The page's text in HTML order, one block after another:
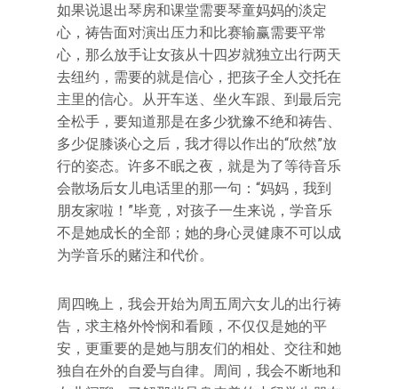
如果说退出琴房和课堂需要琴童妈妈的淡定
心，祷告面对演出压力和比赛输赢需要平常
心，那么放手让女孩从十四岁就独立出行两天
去纽约，需要的就是信心，把孩子全人交托在
主里的信心。从开车送、坐火车跟、到最后完
全松手，要知道那是在多少犹豫不绝和祷告、
多少促膝谈心之后，我才得以作出的“欣然”放
行的姿态。许多不眠之夜，就是为了等待音乐
会散场后女儿电话里的那一句：“妈妈，我到
朋友家啦！”毕竟，对孩子一生来说，学音乐
不是她成长的全部；她的身心灵健康不可以成
为学音乐的赌注和代价。
周四晚上，我会开始为周五周六女儿的出行祷
告，求主格外怜悯和看顾，不仅仅是她的平
安，更重要的是她与朋友们的相处、交往和她
独自在外的自爱与自律。周间，我会不断地和